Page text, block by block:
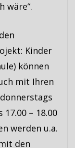
wäre“.
Kinder
können
mit Ihren
– 18.00
werden u.a.
den